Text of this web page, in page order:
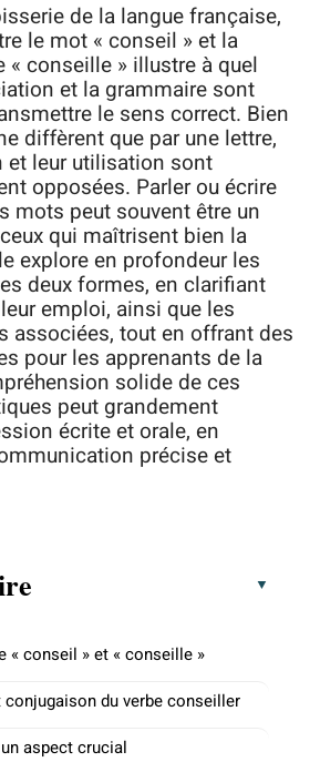
de la langue française,
le mot « conseil » et la
« conseille » illustre à quel
et la grammaire sont
le sens correct. Bien
diffèrent que par une lettre,
leur utilisation sont
opposées. Parler ou écrire
mots peut souvent être un
qui maîtrisent bien la
explore en profondeur les
deux formes, en clarifiant
emploi, ainsi que les
associées, tout en offrant des
pour les apprenants de la
solide de ces
peut grandement
écrite et orale, en
précise et
« conseil » et « conseille »
conjugaison du verbe conseiller
aspect crucial